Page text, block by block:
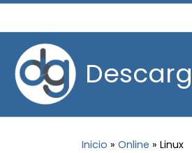
Inicio » Online » Linux